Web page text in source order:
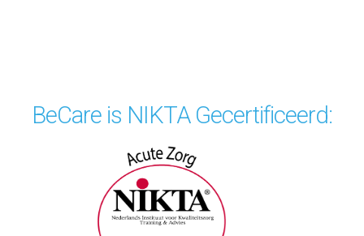
BeCare is NIKTA Gecertificeerd: